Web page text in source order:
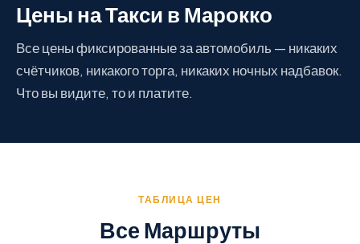
Цены на Такси в Марокко
Все цены фиксированные за автомобиль — никаких
счётчиков, никакого торга, никаких ночных надбавок.
Что вы видите, то и платите.
ТАБЛИЦА ЦЕН
Все Маршруты